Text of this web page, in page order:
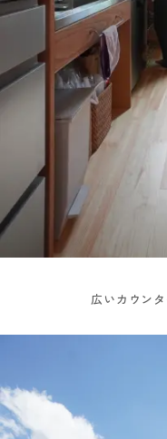
広いカウン